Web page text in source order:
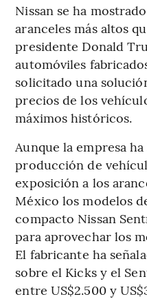
Nissan se ha
aranceles más altos
presidente Donald
automóviles
solicitado una
precios de los
máximos históricos.
Aunque la empresa
producción de
exposición a los
México los modelos
compacto Nissan
para aprovechar los
El fabricante ha
sobre el Kicks y el
entre US$2.500 y